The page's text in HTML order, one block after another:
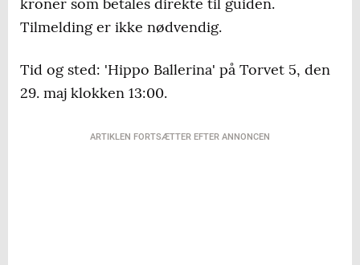
Tilmelding er ikke nødvendig.
Tid og sted: 'Hippo Ballerina' på Torvet 5, den
29. maj klokken 13:00.
ARTIKLEN FORTSÆTTER EFTER ANNONCEN